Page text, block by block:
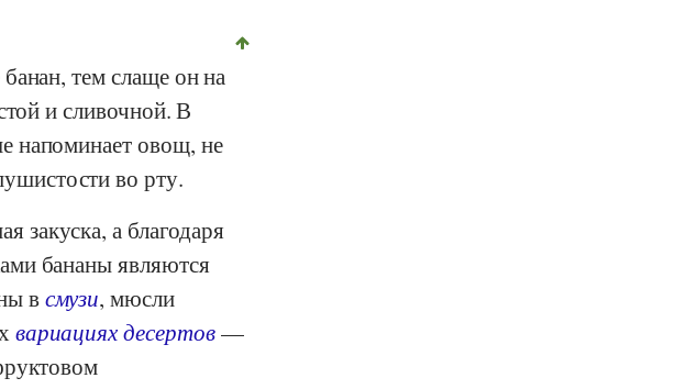
тем слаще он на
и сливочной. В
напоминает овощ, не
во рту.
закуска, а благодаря
бананы являются
всмузи, мюсли
вариациях десертов—